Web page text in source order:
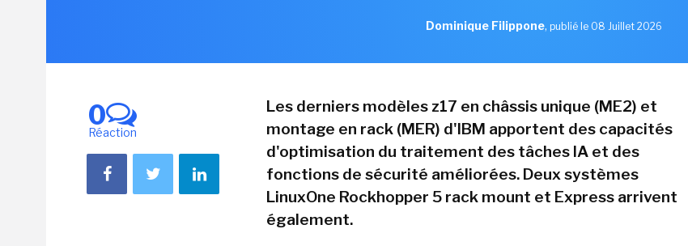
Dominique Filippone, publié le 08 Juillet 2026
0
Réaction
Les derniers modèles z17 en châssis unique (ME2) et
montage en rack (MER) d'IBM apportent des capacités
d'optimisation du traitement des tâches IA et des
fonctions de sécurité améliorées. Deux systèmes
LinuxOne Rockhopper 5 rack mount et Express arrivent
également.